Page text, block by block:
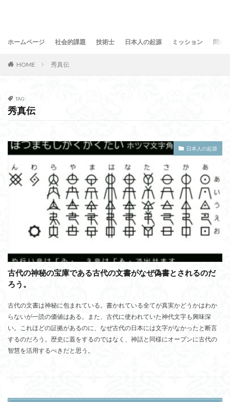
ホームページ 社会的課題 技術士 日本人の起源 ミッション 問合
HOME 秀真伝
TAG
秀真伝
日本人の起源
古代の神秘の宝庫である古代の文書がなぜ偽書とされるのだ
ろう。
古代の文書は神秘に包まれている。書かれている全てが真実かどうかはわか
らないが一読の価値はある。また、古代に使われていた神代文字も興味深
い。これほどの証拠があるのに、なぜ古代の日本には文字がなかったと断言
するのだろう。歴史に蓋をするのではなく、神話と同様にオープンに古代の
智慧を活用するべきだと思う。